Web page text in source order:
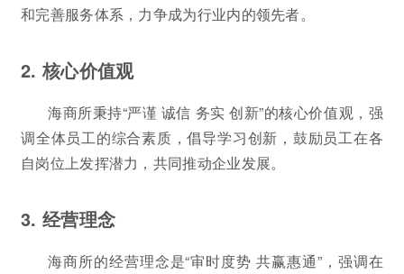
和完善服务体系，力争成为行业内的领先者。
2. 核心价值观
海商所秉持“严谨 诚信 务实 创新”的核心价值观，强
调全体员工的综合素质，倡导学习创新，鼓励员工在各
自岗位上发挥潜力，共同推动企业发展。
3. 经营理念
海商所的经营理念是“审时度势 共赢惠通”，强调在